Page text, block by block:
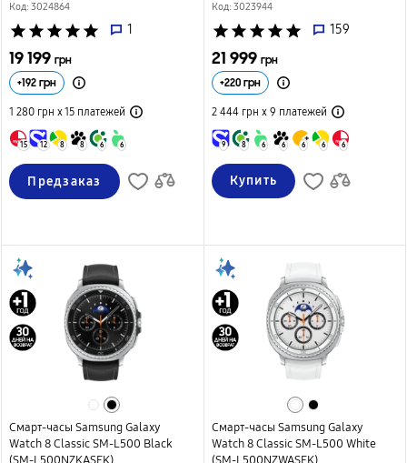
Код: 3024864
star star star star star 1
19 199 грн
+192 грн
1 280 грн х 15 платежей
15 12 8 8 6 6
Предзаказ
Код: 3023944
star star star star star 159
21 999 грн
+220грн
2 444 грн х 9 платежей
9 8 6 6 6 6 6
Купить
Смарт-часы Samsung Galaxy
Watch 8 Classic SM-L500 Black
Смарт-часы Samsung Galaxy
Watch 8 Classic SM-L500 White